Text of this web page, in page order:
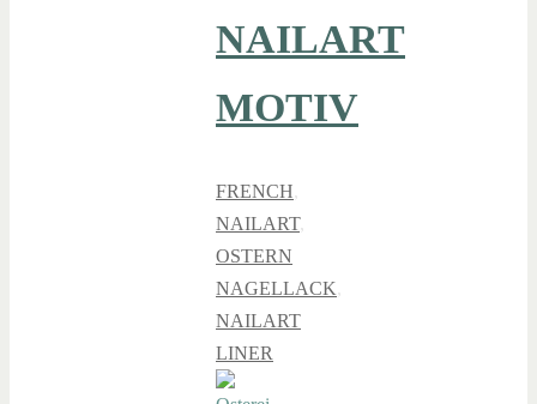
NAILART
MOTIV
FRENCH,
NAILART,
OSTERN
NAGELLACK,
NAILART
LINER